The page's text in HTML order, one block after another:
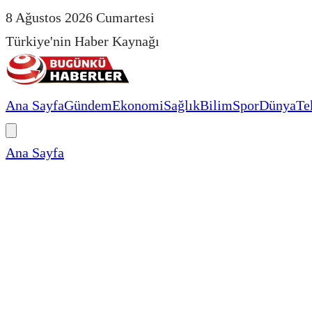
8 Ağustos 2026 Cumartesi
Türkiye'nin Haber Kaynağı
Ana SayfaGündemEkonomiSağlıkBilimSporDünya
Ana Sayfa